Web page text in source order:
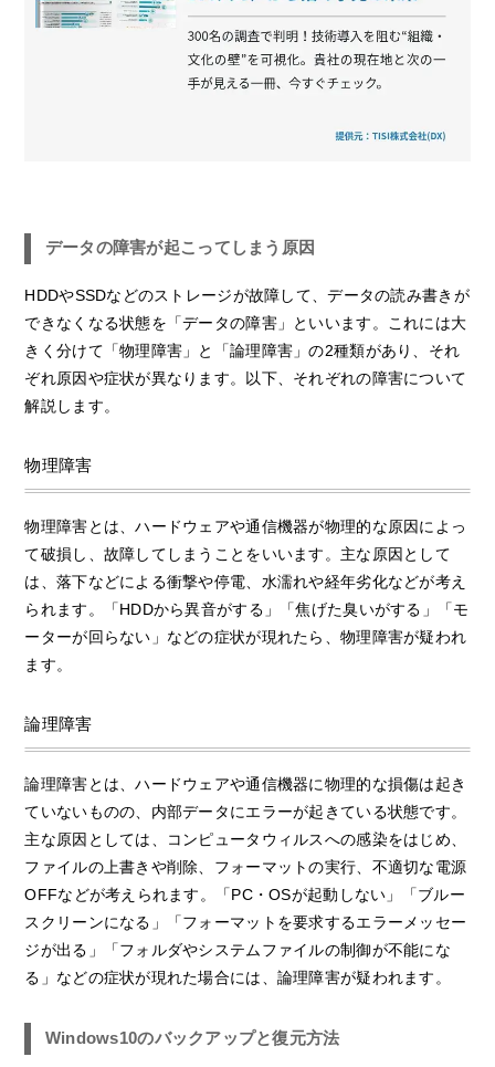
データの障害が起こってしまう原因
HDDやSSDなどのストレージが故障して、データの読み書きが
できなくなる状態を「データの障害」といいます。これには大
きく分けて「物理障害」と「論理障害」の2種類があり、それ
ぞれ原因や症状が異なります。以下、それぞれの障害について
解説します。
物理障害
物理障害とは、ハードウェアや通信機器が物理的な原因によっ
て破損し、故障してしまうことをいいます。主な原因として
は、落下などによる衝撃や停電、水濡れや経年劣化などが考え
られます。「HDDから異音がする」「焦げた臭いがする」「モ
ーターが回らない」などの症状が現れたら、物理障害が疑われ
ます。
論理障害
論理障害とは、ハードウェアや通信機器に物理的な損傷は起き
ていないものの、内部データにエラーが起きている状態です。
主な原因としては、コンピュータウィルスへの感染をはじめ、
ファイルの上書きや削除、フォーマットの実行、不適切な電源
OFFなどが考えられます。「PC・OSが起動しない」「ブルー
スクリーンになる」「フォーマットを要求するエラーメッセー
ジが出る」「フォルダやシステムファイルの制御が不能にな
る」などの症状が現れた場合には、論理障害が疑われます。
Windows10のバックアップと復元方法